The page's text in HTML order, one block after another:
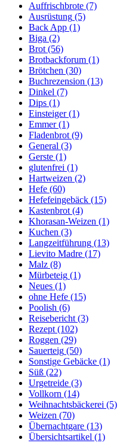
Auffrischbrote (7)
Ausrüstung (5)
Back App (1)
Biga (2)
Brot (56)
Brotbackforum (1)
Brötchen (30)
Buchrezension (13)
Dinkel (7)
Dips (1)
Einsteiger(1)
Emmer(1)
Fladenbrot (9)
General (3)
Gerste (1)
glutenfrei (1)
Hartweizen (2)
Hefe (60)
Hefefeingebäck (15)
Kastenbrot (4)
Khorasan-Weizen (1)
Kuchen (3)
Langzeitführung (13)
Lievito Madre (17)
Malz (8)
Mürbeteig (1)
Neues (1)
ohne Hefe (15)
Poolish (6)
Reisebericht (3)
Rezept (102)
Roggen (29)
Sauerteig (50)
Sonstige Gebäcke (1)
Süß (22)
Urgetreide (3)
Vollkorn (14)
Weihnachtsbäckerei (5)
Weizen (70)
Übernachtgare (13)
Übersichtsartikel (1)